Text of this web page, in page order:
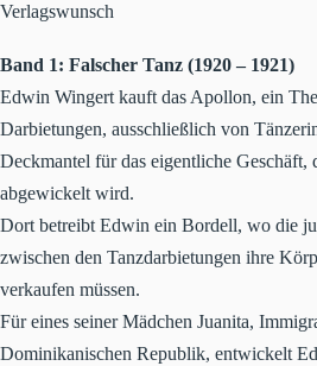
Verlagswunsch
Band 1: Falscher Tanz (1920 – 1921)
Edwin Wingert kauft das Apollon, ein
Darbietungen, ausschließlich von
Deckmantel für das eigentliche Geschäft,
abgewickelt wird.
Dort betreibt Edwin ein Bordell, wo die
zwischen den Tanzdarbietungen ihre
verkaufen müssen.
Für eines seiner Mädchen Juanita,
Dominikanischen Republik, entwickelt